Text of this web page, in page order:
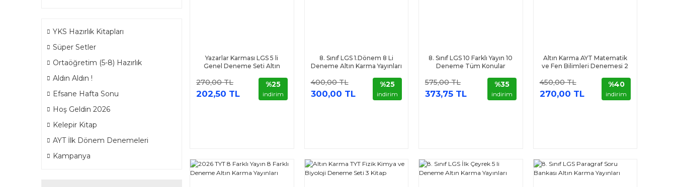
YKS Hazırlık Kitapları
Süper Setler
Ortaöğretim (5-8) Hazırlık
Aldın Aldın !
Efsane Hafta Sonu
Hoş Geldin 2026
Kelepir Kitap
AYT İlk Dönem Denemeleri
Kampanya
Yazarlar Karması LGS 5 li
Genel Deneme Seti Altın
270,00 TL
202,50 TL
%25
indirim
8. Sınıf LGS 1.Dönem 8 Li
Deneme Altın Karma Yayınları
400,00 TL
300,00 TL
%25
indirim
8. Sınıf LGS 10 Farklı Yayın 10
Deneme Tüm Konular
Çözümlü Altın Karma
Yayınları
575,00 TL
373,75 TL
%35
indirim
Altın Karma AYT Matematik
ve Fen Bilimleri Denemesi 2
450,00 TL
270,00 TL
%40
indirim